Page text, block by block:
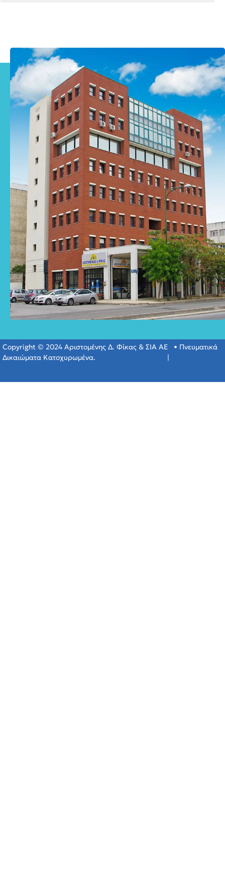
Copyright © 2024 Αριστομένης Δ. Φίκας & ΣΙΑ ΑΕ • Πνευματικά
Δικαιώματα Κατοχυρωμένα.
|